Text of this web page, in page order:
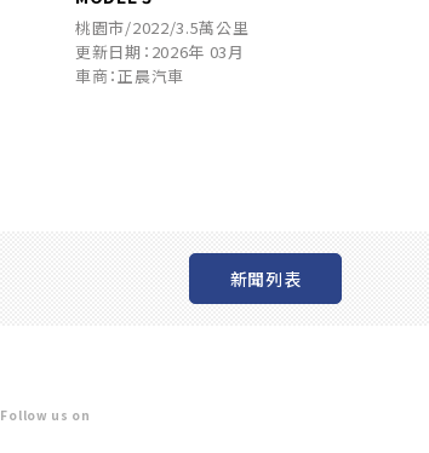
桃園市/2022/3.5萬公里
更新日期：2026年 03月
車商：正晨汽車
新聞列表
Follow us on